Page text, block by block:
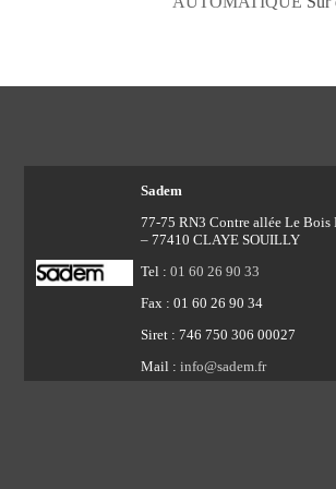
Sadem
77-75 RN3 Contre allée Le Bois
– 77410 CLAYE SOUILLY
Tel :01 60 26 90 33
Fax : 01 60 26 90 34
Siret : 746 750 306 00027
Mail :info@sadem.fr